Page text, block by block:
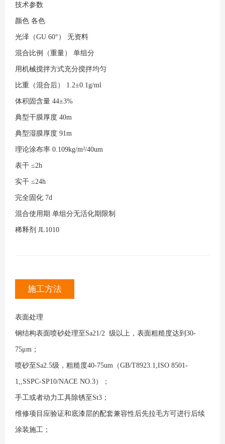
技术参数
颜色 各色
光泽（GU 60°） 无资料
混合比例（重量） 单组分
用机械搅拌方式充分搅拌均匀
比重（混合后） 1.2±0.1g/ml
体积固含量 44±3%
典型干膜厚度 40m
典型湿膜厚度 91m
理论涂布率 0.109kg/m²/40um
表干 ≤2h
实干 ≤24h
完全固化 7d
混合使用期 单组分无活化期限制
稀释剂 JL1010
施工方法
表面处理
钢结构表面喷砂处理至Sa21/2 级以上，表面粗糙度达到30-
75μm；
喷砂至Sa2.5级，粗糙度40-75um（GB/T8923.1,ISO 8501-
1,,SSPC-SP10/NACE NO.3）；
手工或者动力工具除锈至St3；
维修项目应验证和底漆层的配套兼容性后先拉毛方可进行后续
涂装施工；